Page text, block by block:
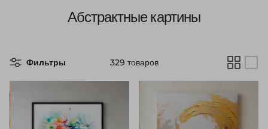
Абстрактные картины
Фильтры 329 товаров